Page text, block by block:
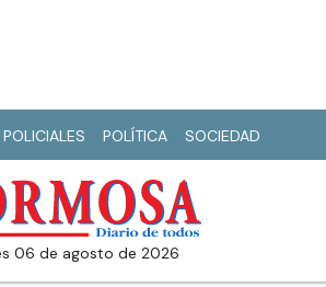
POLICIALES POLÍTICA SOCIEDAD
06 de agosto de 2026